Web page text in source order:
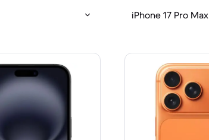
iPhone 17 Pro Max